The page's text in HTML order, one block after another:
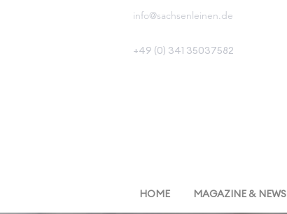
info@sachsenleinen.de
+49 (0) 341 35037582
HOME MAGAZINE & NEWS